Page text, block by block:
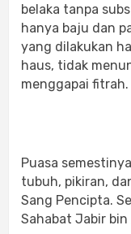
belaka tanpa
hanya baju dan
yang dilakukan
haus, tidak
menggapai fitrah.
Puasa
tubuh, pikiran,
Sang Pencipta.
Sahabat Jabir bin